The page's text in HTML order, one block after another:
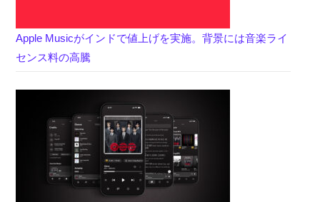
Apple Musicがインドで値上げを実施。背景には音楽ライ
センス料の高騰